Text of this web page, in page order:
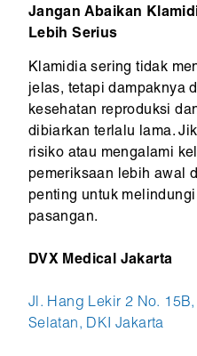
Jangan Abaikan
Lebih Serius
Klamidia sering tidak
jelas, tetapi dampaknya
kesehatan reproduksi
dibiarkan terlalu lama.
risiko atau mengalami
pemeriksaan lebih awal
penting untuk
pasangan.
DVX Medical Jakarta
Jl. Hang Lekir 2 No.
Selatan, DKI Jakarta